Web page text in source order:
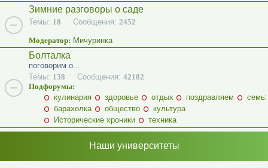
Зимние разговоры о саде
Темы: 18 Сообщения: 2452
Модератор: Мичуринка
Болталка
поговорим о...
Темы: 138 Сообщения: 42182
Подфорумы:
кулинария
здоровье отдых поздравляем
барахолка
общество
культура
Исторические хроники
техника
Наши университеты